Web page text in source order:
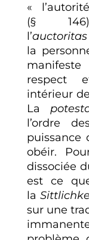
«
(§
l’
la
respect
intérieur
La
l’ordre
puissance
obéir.
dissociée
est ce
la
sur une